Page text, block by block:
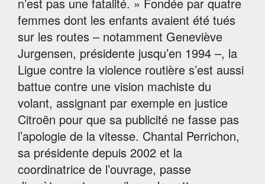
femmes dont les enfants avaient été tués
sur les routes – notamment Geneviève
Jurgensen, présidente jusqu’en 1994 –, la
Ligue contre la violence routière s’est aussi
battue contre une vision machiste du
volant, assignant par exemple en justice
Citroën pour que sa publicité ne fasse pas
l’apologie de la vitesse. Chantal Perrichon,
sa présidente depuis 2002 et la
coordinatrice de l’ouvrage, passe